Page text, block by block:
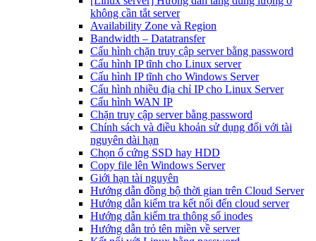
không cần tắt server
Availability Zone và Region
Bandwidth – Datatransfer
Cấu hình chặn truy cập server bằng password
Cấu hình IP tĩnh cho Linux server
Cấu hình IP tĩnh cho Windows Server
Cấu hình nhiều địa chỉ IP cho Linux Server
Cấu hình WAN IP
Chặn truy cập server bằng password
Chính sách và điều khoản sử dụng đối với tài
nguyên dài hạn
Chọn ổ cứng SSD hay HDD
Copy file lên Windows Server
Giới hạn tài nguyên
Hướng dẫn đồng bộ thời gian trên Cloud Server
Hướng dẫn kiểm tra kết nối đến cloud server
Hướng dẫn kiểm tra thông số inodes
Hướng dẫn trỏ tên miền về server